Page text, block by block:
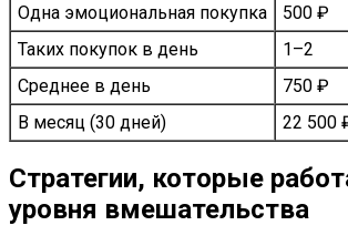
Одна эмоциональная покупка
500 ₽
Таких покупок в день
1–2
Среднее в день
750 ₽
В месяц (30 дней)
22 500
Стратегии, которые
уровня вмешательства